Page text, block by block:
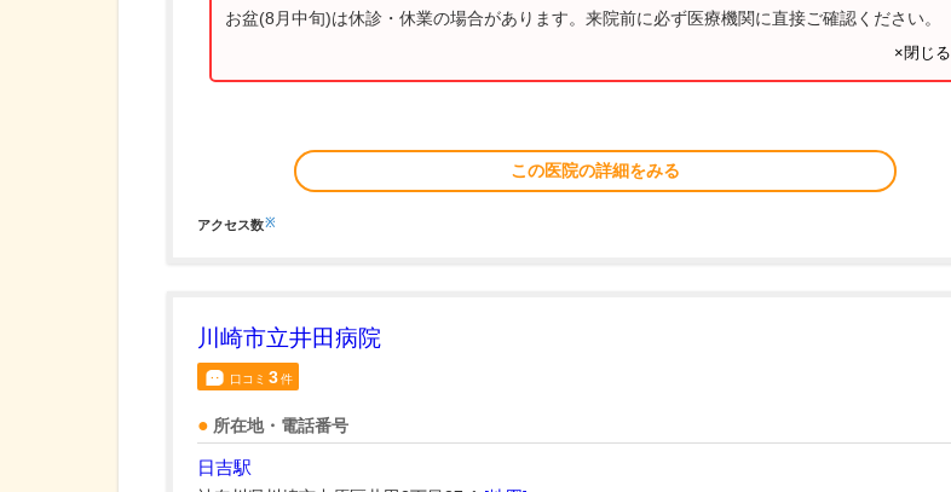
お盆(8月中旬)は休診・休業の場合があります。来院前に必ず医療機関に直接ご確認ください。
×閉じる
この医院の詳細をみる
アクセス数※
川崎市立井田病院
口コミ 3件
所在地・電話番号
日吉駅